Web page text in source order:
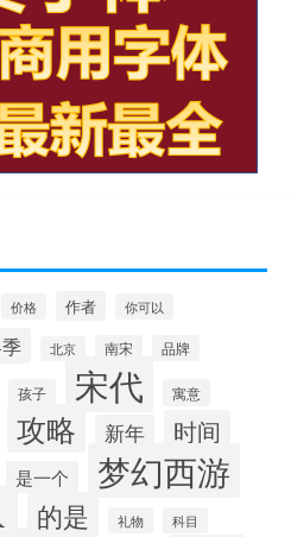
价格 作者 你可以
北京 南宋 品牌
孩子 宋代 寓意
攻略 新年 时间
是一个 梦幻西游
的是 礼物 科目